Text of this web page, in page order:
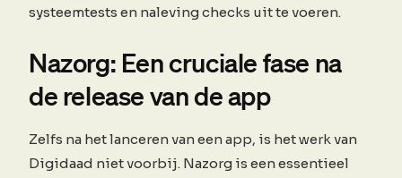
systeemtests en naleving checks uit te voeren.
Nazorg: Een cruciale fase na
de release van de app
Zelfs na het lanceren van een app, is het werk van
Digidaad niet voorbij. Nazorg is een essentieel